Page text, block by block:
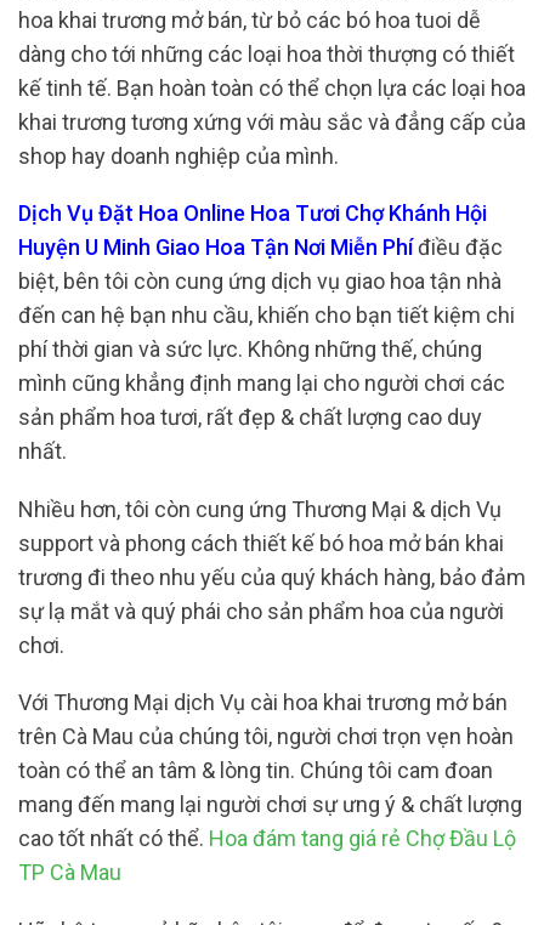
hoa khai trương mở bán, từ bỏ các bó hoa tuoi dễ
dàng cho tới những các loại hoa thời thượng có thiết
kế tinh tế. Bạn hoàn toàn có thể chọn lựa các loại hoa
khai trương tương xứng với màu sắc và đẳng cấp của
shop hay doanh nghiệp của mình.
Dịch Vụ Đặt Hoa Online Hoa Tươi Chợ Khánh Hội
Huyện U Minh Giao Hoa Tận Nơi Miễn Phíđiều đặc
biệt, bên tôi còn cung ứng dịch vụ giao hoa tận nhà
đến can hệ bạn nhu cầu, khiến cho bạn tiết kiệm chi
phí thời gian và sức lực. Không những thế, chúng
mình cũng khẳng định mang lại cho người chơi các
sản phẩm hoa tươi, rất đẹp & chất lượng cao duy
nhất.
Nhiều hơn, tôi còn cung ứng Thương Mại & dịch Vụ
support và phong cách thiết kế bó hoa mở bán khai
trương đi theo nhu yếu của quý khách hàng, bảo đảm
sự lạ mắt và quý phái cho sản phẩm hoa của người
chơi.
Với Thương Mại dịch Vụ cài hoa khai trương mở bán
trên Cà Mau của chúng tôi, người chơi trọn vẹn hoàn
toàn có thể an tâm & lòng tin. Chúng tôi cam đoan
mang đến mang lại người chơi sự ưng ý & chất lượng
cao tốt nhất có thể. Hoa đám tang giá rẻ Chợ Đầu Lộ
TP Cà Mau